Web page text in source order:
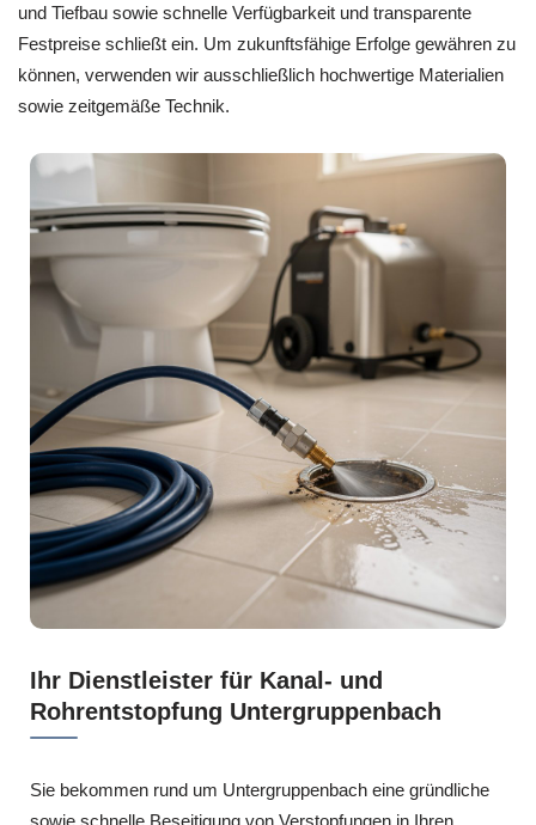
und Tiefbau sowie schnelle Verfügbarkeit und transparente
Festpreise schließt ein. Um zukunftsfähige Erfolge gewähren zu
können, verwenden wir ausschließlich hochwertige Materialien
sowie zeitgemäße Technik.
Ihr Dienstleister für Kanal- und
Rohrentstopfung Untergruppenbach
Sie bekommen rund um Untergruppenbach eine gründliche
sowie schnelle Beseitigung von Verstopfungen in Ihren